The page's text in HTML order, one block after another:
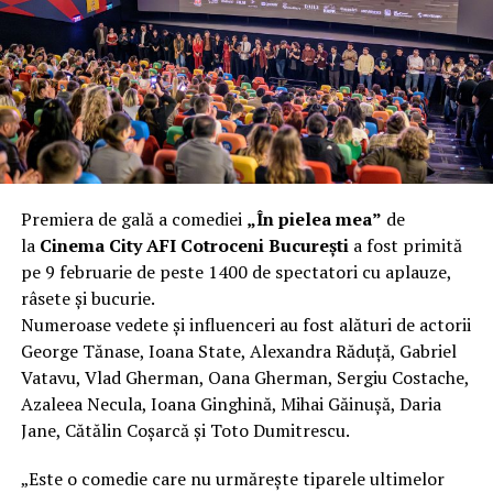
încât nu a mai putut fi pliat. Proprietarul l-a aruncat la
fier vechi a doua zi. Asta ca să fie clar de la început: nu
vorbim despre preferințe estetice, ci despre
funcționalitate reală.
Aluminiul, pe scurt: ușor,
rezistent la coroziune, dar cu
nuanțe
Aluminiul e materialul care apare primul în conversație
când cineva caută un pavilion ușor. Și pe bună dreptate.
Densitatea aluminiului e de aproximativ 2,7 g/cm³, față
de circa 7,8 g/cm³ pentru oțel. Practic, la un volum
identic, aluminiul cântărește cam o treime din greutatea
oțelului. Pentru oricine transportă, montează și
demontează frecvent o structură, diferența asta se
simte enorm.
Premiera de gală a comediei „În pielea mea” de
la Cinema City AFI Cotroceni Bucureștia fost primită
pe 9 februarie de peste 1400 de spectatori cu aplauze,
râsete și bucurie.
Numeroase vedete și influenceri au fost alături de actorii
George Tănase, Ioana State, Alexandra Răduță, Gabriel
Vatavu, Vlad Gherman, Oana Gherman, Sergiu Costache,
Azaleea Necula, Ioana Ginghină, Mihai Găinușă, Daria
Jane, Cătălin Coșarcă și Toto Dumitrescu.
„Este o comedie care nu urmărește tiparele ultimelor